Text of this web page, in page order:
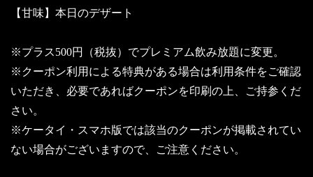
【甘味】本日のデザート
※プラス500円（税抜）でプレミアム飲み放題に変更。
※クーポン利用による特典がある場合は利用条件をご確認
いただき、必要であればクーポンを印刷の上、ご持参くだ
さい。
※ケータイ・スマホ版では該当のクーポンが掲載されてい
ない場合がございますので、ご注意ください。